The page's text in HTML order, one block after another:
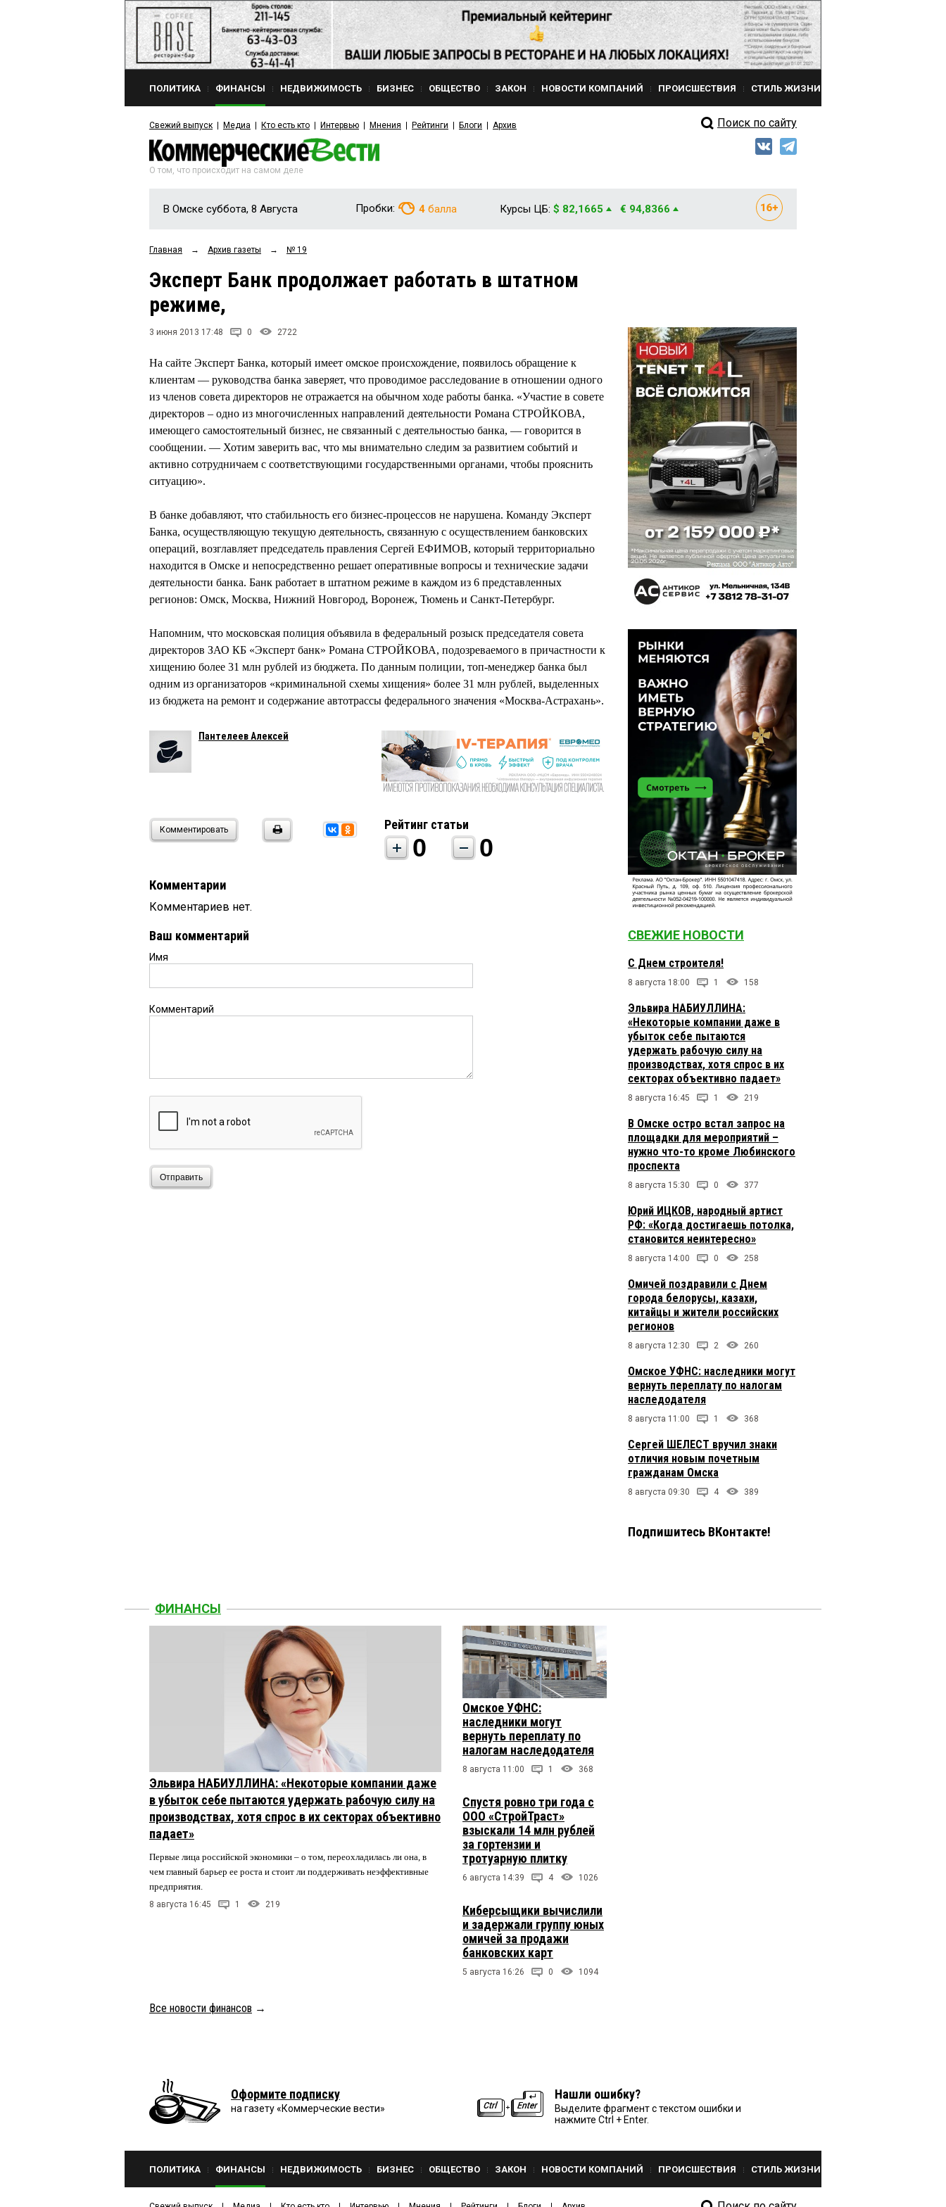
ПОЛИТИКА ФИНАНСЫ НЕДВИЖИМОСТЬ БИЗНЕС ОБЩЕСТВО ЗАКОН НОВОСТИ КОМПАНИЙ ПРОИСШЕСТВИЯ СТИЛЬ ЖИЗНИ
Свежий выпуск Медиа Кто есть кто Интервью Мнения Рейтинги Блоги Архив Поиск по сайту
О том, что происходит на самом деле
В Омске суббота, 8 Августа Пробки: 4 балла Курсы ЦБ: $ 82,1665 € 94,8366
Главная → Архив газеты → № 19
Эксперт Банк продолжает работать в штатном
режиме,
3 июня 2013 17:48 0 2722
На сайте Эксперт Банка, который имеет омское происхождение, появилось обращение к
клиентам — руководства банка заверяет, что проводимое расследование в отношении одного
из членов совета директоров не отражается на обычном ходе работы банка. «Участие в совете
директоров – одно из многочисленных направлений деятельности Романа СТРОЙКОВА,
имеющего самостоятельный бизнес, не связанный с деятельностью банка, — говорится в
сообщении. — Хотим заверить вас, что мы внимательно следим за развитием событий и
активно сотрудничаем с соответствующими государственными органами, чтобы прояснить
ситуацию».
В банке добавляют, что стабильность его бизнес-процессов не нарушена. Команду Эксперт
Банка, осуществляющую текущую деятельность, связанную с осуществлением банковских
операций, возглавляет председатель правления Сергей ЕФИМОВ, который территориально
находится в Омске и непосредственно решает оперативные вопросы и технические задачи
деятельности банка. Банк работает в штатном режиме в каждом из 6 представленных
регионов: Омск, Москва, Нижний Новгород, Воронеж, Тюмень и Санкт-Петербург.
Напомним, что московская полиция объявила в федеральный розыск председателя совета
директоров ЗАО КБ «Эксперт банк» Романа СТРОЙКОВА, подозреваемого в причастности к
хищению более 31 млн рублей из бюджета. По данным полиции, топ-менеджер банка был
одним из организаторов «криминальной схемы хищения» более 31 млн рублей, выделенных
из бюджета на ремонт и содержание автотрассы федерального значения «Москва-Астрахань».
Пантелеев Алексей
Комментировать Рейтинг статьи
0 0
Комментарии
Комментариев нет.
Ваш комментарий
Имя
Комментарий
Отправить
СВЕЖИЕ НОВОСТИ
С Днем строителя!
8 августа 18:00 1 158
Эльвира НАБИУЛЛИНА:
«Некоторые компании даже в
убыток себе пытаются
удержать рабочую силу на
производствах, хотя спрос в их
секторах объективно падает»
8 августа 16:45 1 219
В Омске остро встал запрос на
площадки для мероприятий –
нужно что-то кроме Любинского
проспекта
8 августа 15:30 0 377
Юрий ИЦКОВ, народный артист
РФ: «Когда достигаешь потолка,
становится неинтересно»
8 августа 14:00 0 258
Омичей поздравили с Днем
города белорусы, казахи,
китайцы и жители российских
регионов
8 августа 12:30 2 260
Омское УФНС: наследники могут
вернуть переплату по налогам
наследодателя
8 августа 11:00 1 368
Сергей ШЕЛЕСТ вручил знаки
отличия новым почетным
гражданам Омска
8 августа 09:30 4 389
Подпишитесь ВКонтакте!
ФИНАНСЫ
Эльвира НАБИУЛЛИНА: «Некоторые компании даже
в убыток себе пытаются удержать рабочую силу на
производствах, хотя спрос в их секторах объективно
падает»
Первые лица российской экономики – о том, переохладилась ли она, в
чем главный барьер ее роста и стоит ли поддерживать неэффективные
предприятия.
8 августа 16:45 1 219
Омское УФНС:
наследники могут
вернуть переплату по
налогам наследодателя
8 августа 11:00 1 368
Спустя ровно три года с
ООО «СтройТраст»
взыскали 14 млн рублей
за гортензии и
тротуарную плитку
6 августа 14:39 4 1026
Киберсыщики вычислили
и задержали группу юных
омичей за продажи
банковских карт
5 августа 16:26 0 1094
Все новости финансов →
Оформите подписку
на газету «Коммерческие вести»
Нашли ошибку?
Выделите фрагмент с текстом ошибки и
нажмите Ctrl + Enter.
ПОЛИТИКА ФИНАНСЫ НЕДВИЖИМОСТЬ БИЗНЕС ОБЩЕСТВО ЗАКОН НОВОСТИ КОМПАНИЙ ПРОИСШЕСТВИЯ СТИЛЬ ЖИЗНИ